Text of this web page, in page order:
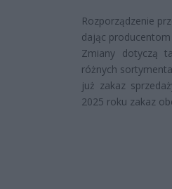
Rozporządzenie
dając
Zmiany dotyczą
różnych
już zakaz
2025 roku zakaz